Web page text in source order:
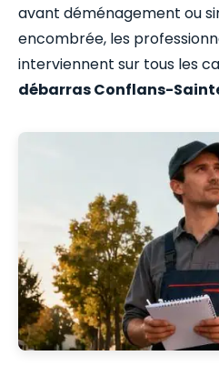
avant déménagement ou
encombrée, les
interviennent sur tous les
débarras Conflans-